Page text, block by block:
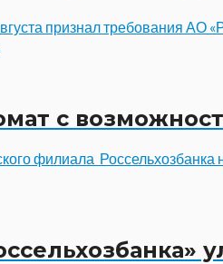
признал требования АО
с
филиала